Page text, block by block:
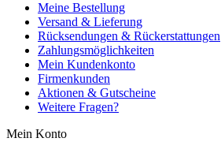
Meine Bestellung
Versand & Lieferung
Rücksendungen & Rückerstattungen
Zahlungsmöglichkeiten
Mein Kundenkonto
Firmenkunden
Aktionen & Gutscheine
Weitere Fragen?
Mein Konto